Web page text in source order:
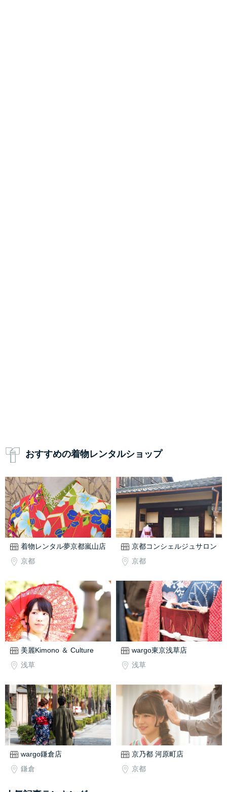
おすすめの着物レンタルショップ
着物レンタル夢京都嵐山店
京都
京都コンシェルジュサロン
京都
美麗Kimono ＆ Culture
浅草
wargo東京浅草店
浅草
wargo鎌倉店
鎌倉
京乃都 河原町店
京都